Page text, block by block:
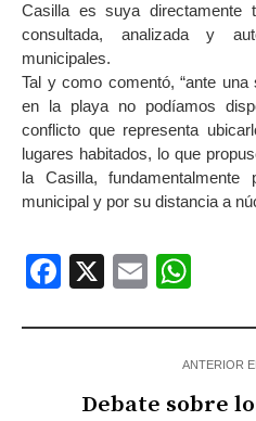
Casilla es suya directamente
consultada, analizada y
municipales.
Tal y como comentó, “ante
en la playa no podíamos
conflicto que representa
lugares habitados, lo que
la Casilla,
municipal y por su distancia a
Facebook
X Email
ANTERIOR
Debate sobre